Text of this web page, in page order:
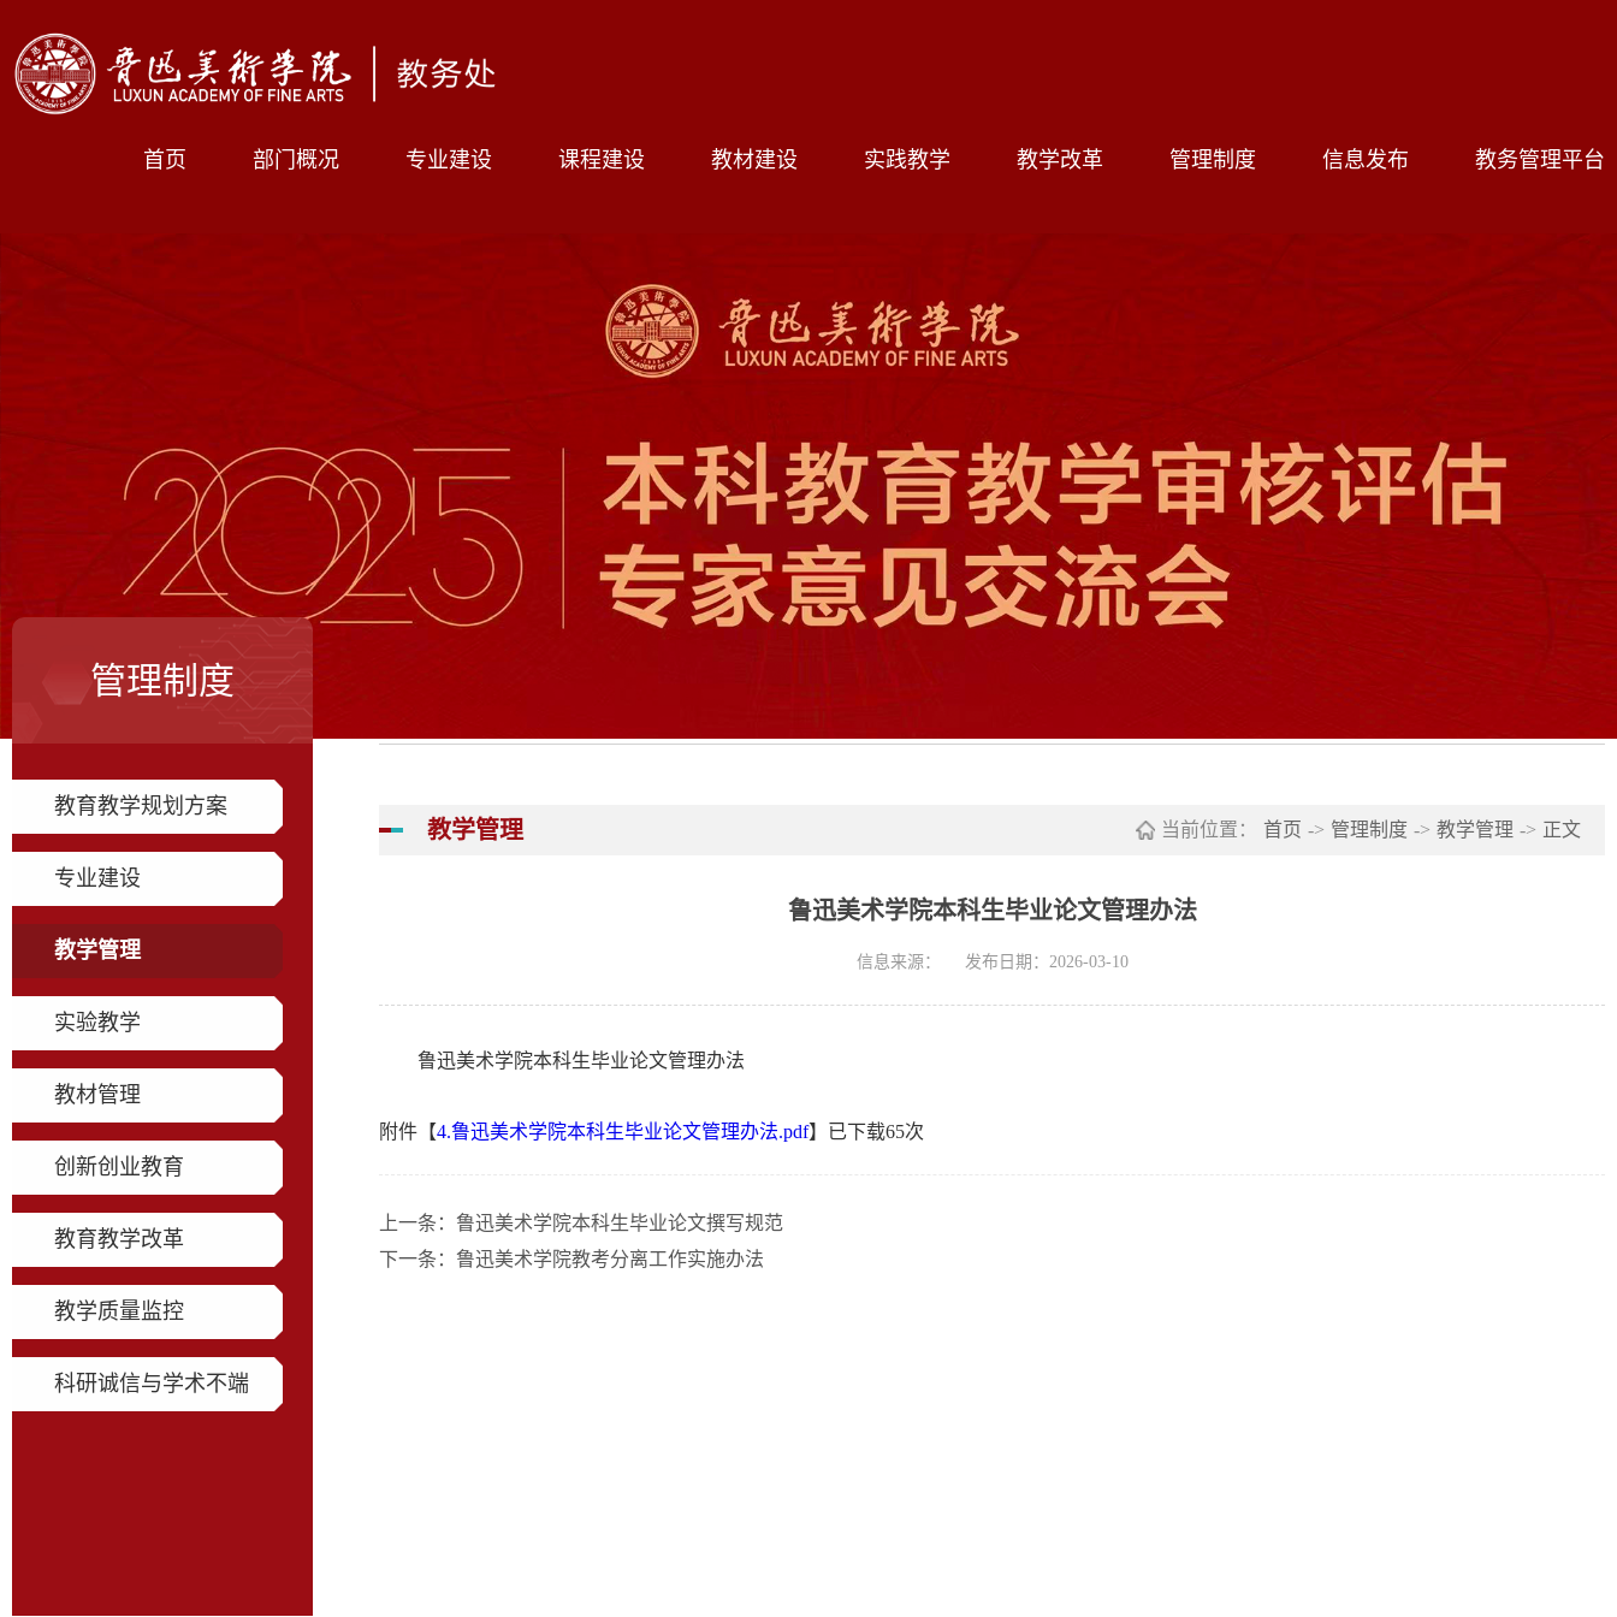
首页 部门概况 专业建设 课程建设 教材建设 实践教学 教学改革 管理制度 信息发布 教务管理平台
管理制度
教育教学规划方案
专业建设
教学管理
实验教学
教材管理
创新创业教育
教育教学改革
教学质量监控
科研诚信与学术不端
教学管理 当前位置： 首页 -> 管理制度 -> 教学管理 -> 正文
鲁迅美术学院本科生毕业论文管理办法
信息来源： 发布日期：2026-03-10
鲁迅美术学院本科生毕业论文管理办法
附件【4.鲁迅美术学院本科生毕业论文管理办法.pdf】已下载65次
上一条： 鲁迅美术学院本科生毕业论文撰写规范
下一条： 鲁迅美术学院教考分离工作实施办法